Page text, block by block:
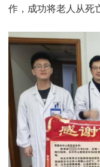
作，成功将老人从死